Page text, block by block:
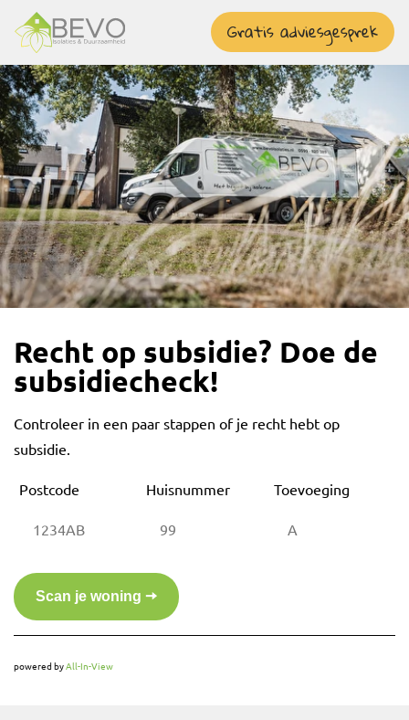
overslaan
Gratis adviesgesprek
Recht op subsidie? Doe de
subsidiecheck!
Controleer in een paar stappen of je recht hebt op
subsidie.
Postcode Huisnummer Toevoeging
powered byAll-In-View